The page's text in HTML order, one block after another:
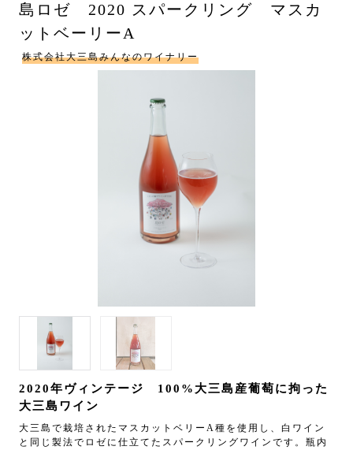
島ロゼ 2020 スパークリング マスカ
ットベーリーA
株式会社大三島みんなのワイナリー
2020年ヴィンテージ 100%大三島産葡萄に拘った
大三島ワイン
大三島で栽培されたマスカットベリーA種を使用し、白ワイン
と同じ製法でロゼに仕立てたスパークリングワインです。瓶内